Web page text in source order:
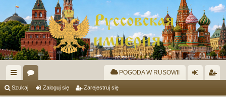
ię or
POGODA W RUSOWII
Szukaj Zaloguj się Zarejestruj się